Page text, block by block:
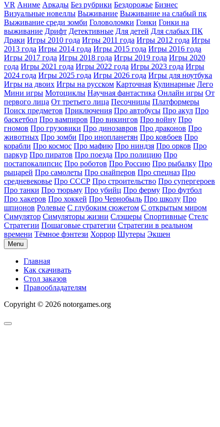
VR Аниме Аркады Без рубрики Бездорожье Бизнес
Визуальные новеллы Выживание Выживание на слабый пк
Выживание среди зомби Головоломки Гонки Гонки на
выживание Дрифт Детективные Для детей Для слабых ПК
Драки Игры 2010 года Игры 2011 года Игры 2012 года Игры
2013 года Игры 2014 года Игры 2015 года Игры 2016 года
Игры 2017 года Игры 2018 года Игры 2019 года Игры 2020
года Игры 2021 года Игры 2022 года Игры 2023 года Игры
2024 года Игры 2025 года Игры 2026 года Игры для ноутбука
Игры на двоих Игры на русском Карточная Кулинарные Лего
Мини игры Мотоциклы Научная фантастика Онлайн игры От
первого лица От третьего лица Песочницы Платформеры
Поиск предметов Приключения Про автобусы Про акул Про
баскетбол Про вампиров Про викингов Про войну Про
гномов Про грузовики Про динозавров Про драконов Про
животных Про зомби Про инопланетян Про ковбоев Про
корабли Про космос Про мафию Про ниндзя Про орков Про
паркур Про пиратов Про поезда Про полицию Про
постапокалипсис Про роботов Про Россию Про рыбалку Про
рыцарей Про самолеты Про снайперов Про спецназ Про
средневековье Про СССР Про строительство Про супергероев
Про танки Про тюрьму Про убийц Про ферму Про футбол
Про хакеров Про хоккей Про Чернобыль Про школу Про
шпионов Ролевые С глубоким сюжетом С открытым миром
Симулятор Симуляторы жизни Слэшеры Спортивные Стелс
Стратегии Пошаговые стратегии Стратегии в реальном
времени Тёмное фэнтези Хоррор Шутеры Экшен
Menu
Главная
Как скачивать
Стол заказов
Правообладателям
Copyright © 2026 notorgames.org
Scroll